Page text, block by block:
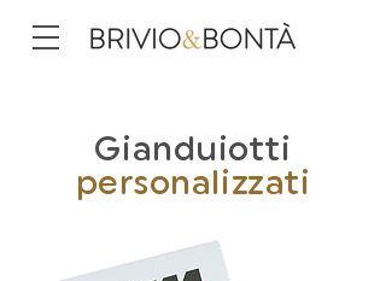
Gianduiotti
personalizzati